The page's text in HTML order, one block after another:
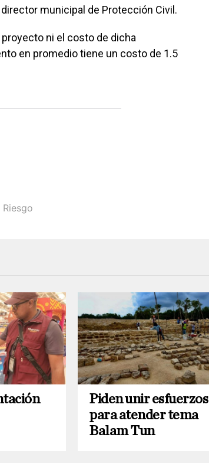
municipal de Protección Civil.
ni el costo de dicha
en promedio tiene un costo de 1.5
Riesgo
Piden unir esfuerzos
para atender tema
Balam Tun